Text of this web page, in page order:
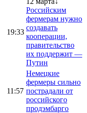
19:33
Российским
фермерам нужно
создавать
кооперации,
правительство
их поддержит —
Путин
11:57
Немецкие
фермеры сильно
пострадали от
российского
продэмбарго